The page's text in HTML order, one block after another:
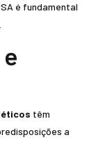
é fundamental
têm
a